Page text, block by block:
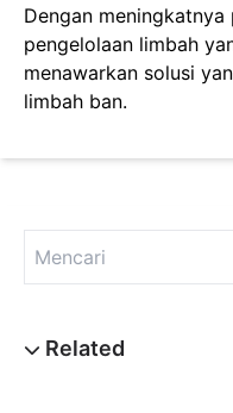
Dengan
pengelolaan limbah
menawarkan solusi
limbah ban.